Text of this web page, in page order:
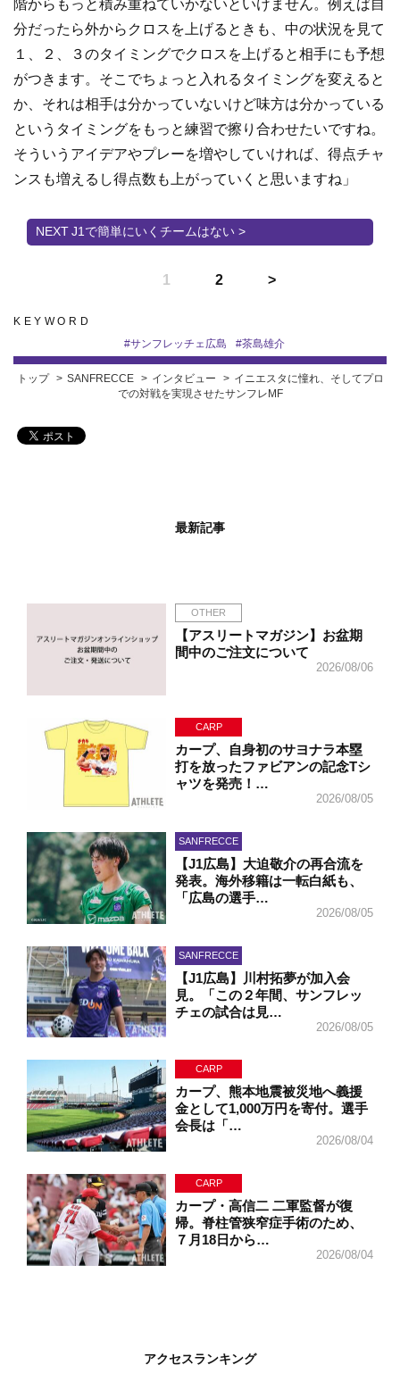
階からもっと積み重ねていかないといけません。例えば自
分だったら外からクロスを上げるときも、中の状況を見て
１、２、３のタイミングでクロスを上げると相手にも予想
がつきます。そこでちょっと入れるタイミングを変えると
か、それは相手は分かっていないけど味方は分かっている
というタイミングをもっと練習で擦り合わせたいですね。
そういうアイデアやプレーを増やしていければ、得点チャ
ンスも増えるし得点数も上がっていくと思いますね」
J1で簡単にいくチームはない >
1 2
KEYWORD
#サンフレッチェ広島 #茶島雄介
トップ SANFRECCE インタビュー
イニエスタに憧れ、そしてプロ
での対戦を実現させたサンフレMF
最新記事
OTHER
【アスリートマガジン】お盆期
間中のご注文について
2026/08/06
CARP
カープ、自身初のサヨナラ本塁
打を放ったファビアンの記念Tシ
ャツを発売！…
2026/08/05
SANFRECCE
【J1広島】大迫敬介の再合流を
発表。海外移籍は一転白紙も、
「広島の選手…
2026/08/05
SANFRECCE
【J1広島】川村拓夢が加入会
見。「この２年間、サンフレッ
チェの試合は見…
2026/08/05
CARP
カープ、熊本地震被災地へ義援
金として1,000万円を寄付。選手
会長は「…
2026/08/04
CARP
カープ・高信二 二軍監督が復
帰。脊柱管狭窄症手術のため、
７月18日から…
2026/08/04
アクセスランキング